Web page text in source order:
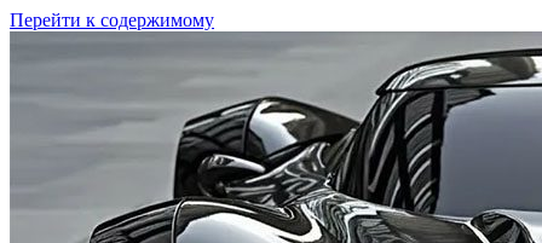
Перейти к содержимому